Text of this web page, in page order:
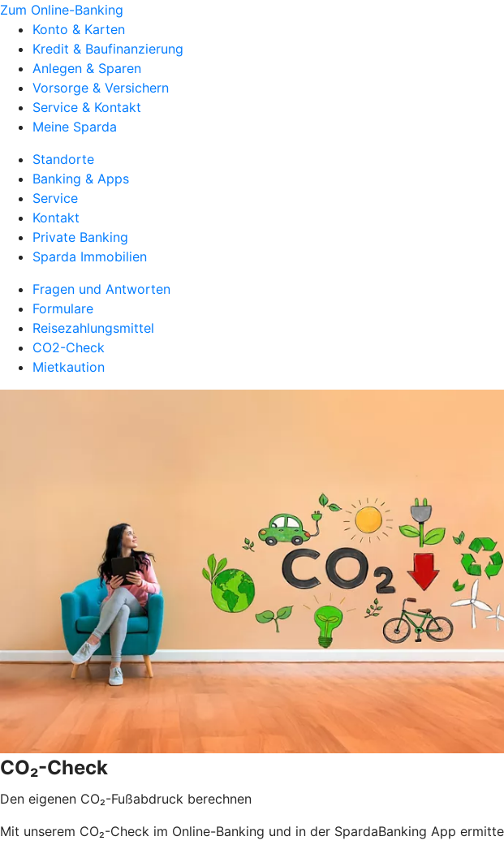
Zum Online-Banking
Konto & Karten
Kredit & Baufinanzierung
Anlegen & Sparen
Vorsorge & Versichern
Service & Kontakt
Meine Sparda
Standorte
Banking & Apps
Service
Kontakt
Private Banking
Sparda Immobilien
Fragen und Antworten
Formulare
Reisezahlungsmittel
CO2-Check
Mietkaution
CO₂-Check
Den eigenen CO₂-Fußabdruck berechnen
Mit unserem CO₂-Check im Online-Banking und in der SpardaBanking App